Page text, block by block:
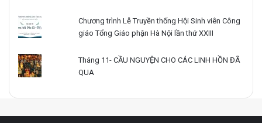
Chương trình Lễ Truyền thống Hội Sinh viên Công
giáo Tổng Giáo phận Hà Nội lần thứ XXIII
Tháng 11- CẦU NGUYỆN CHO CÁC LINH HỒN ĐÃ
QUA